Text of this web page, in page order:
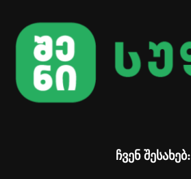
ჩვენ შესახებ: